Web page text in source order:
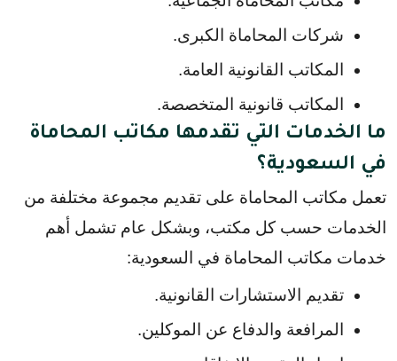
شركات المحاماة الكبرى.
المكاتب القانونية العامة.
المكاتب قانونية المتخصصة.
ما الخدمات التي تقدمها مكاتب المحاماة
في السعودية؟
خدمات مكاتب المحاماة في السعودية:
تقديم الاستشارات القانونية.
المرافعة والدفاع عن الموكلين.